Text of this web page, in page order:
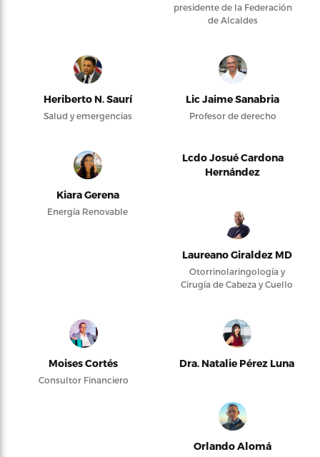
presidente de la Federación
de Alcaldes
Heriberto N. Saurí
Salud y emergencias
Lic Jaime Sanabria
Profesor de derecho
Kiara Gerena
Energía Renovable
Lcdo Josué Cardona
Hernández
Laureano Giraldez MD
Otorrinolaringología y
Cirugía de Cabeza y Cuello
Moises Cortés
Consultor Financiero
Dra. Natalie Pérez Luna
Orlando Alomá